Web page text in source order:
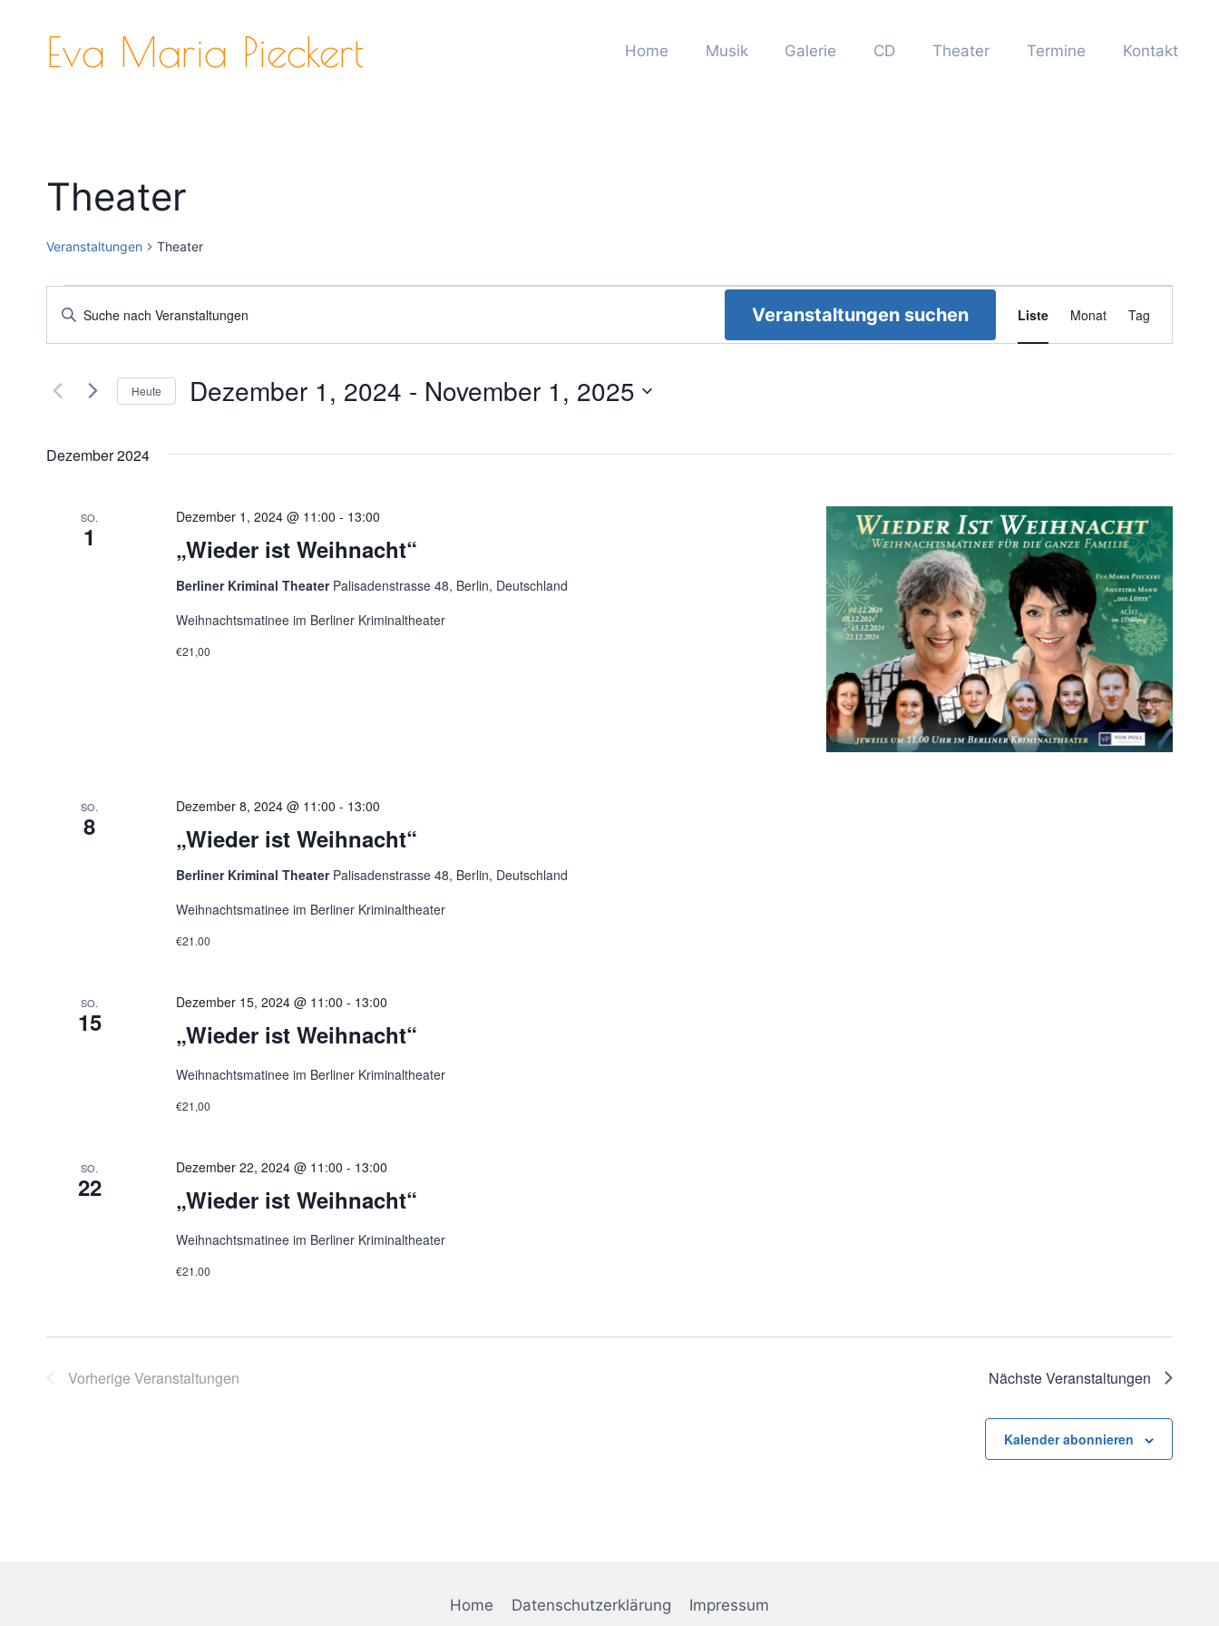
springenEva Maria Pieckert Home Musik Galerie CD Theater Termine Kontakt
Theater
Veranstaltungen Theater
Veranstaltungen
Veranstaltungen
Suche
und
Navigation
Bitte
Suche
Schlüsselwort.
Veranstaltungen suchen Liste Monat Tag
Heute Dezember 1, 2024 - November 1, 2025
Dezember 2024
SO.
1 „Wieder ist Weihnacht“
Dezember 1, 2024 @ 11:00 - 13:00
Berliner Kriminal Theater Palisadenstrasse 48, Berlin, Deutschland
Weihnachtsmatinee im Berliner Kriminaltheater
€21,00
SO.
8 „Wieder ist Weihnacht“
Dezember 8, 2024 @ 11:00 - 13:00
Berliner Kriminal Theater Palisadenstrasse 48, Berlin, Deutschland
Weihnachtsmatinee im Berliner Kriminaltheater
€21.00
SO.
15 „Wieder ist Weihnacht“
Dezember 15, 2024 @ 11:00 - 13:00
Weihnachtsmatinee im Berliner Kriminaltheater
€21,00
SO.
22 „Wieder ist Weihnacht“
Dezember 22, 2024 @ 11:00 - 13:00
Weihnachtsmatinee im Berliner Kriminaltheater
€21.00
Vorherige Veranstaltungen NächsteVeranstaltungen
Kalender abonnieren
Home Datenschutzerklärung Impressum